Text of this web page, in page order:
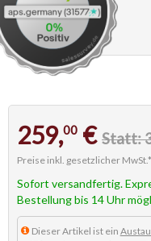
259,00 € Statt:
Preise inkl. gesetzlicher
Sofort versandfertig.
Bestellung bis 14 Uhr
Dieser Artikel ist ein